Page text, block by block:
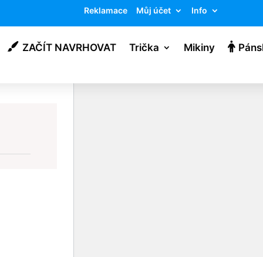
Reklamace Můj účet Info
ZAČÍT NAVRHOVAT Trička Mikiny